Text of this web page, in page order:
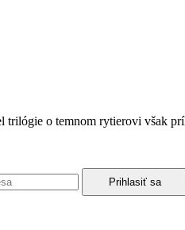
o temnom rytierovi však